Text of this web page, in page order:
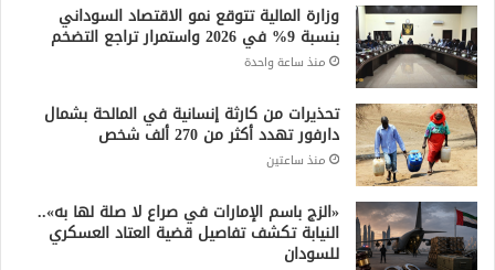
وزارة المالية تتوقع نمو الاقتصاد السوداني
بنسبة 9% في 2026 واستمرار تراجع التضخم
منذ ساعة واحدة
تحذيرات من كارثة إنسانية في المالحة بشمال
دارفور تهدد أكثر من 270 ألف شخص
منذ ساعتين
«الزج باسم الإمارات في صراع لا صلة لها به»..
النيابة تكشف تفاصيل قضية العتاد العسكري
للسودان